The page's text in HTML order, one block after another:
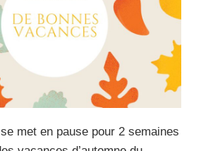
se met en pause pour 2 semaines